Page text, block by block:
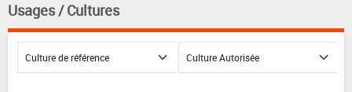
Usages / Cultures